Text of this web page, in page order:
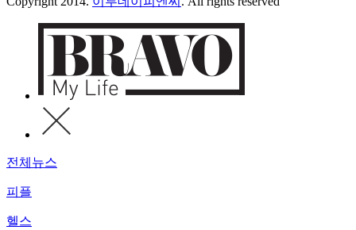
전체뉴스
피플
헬스